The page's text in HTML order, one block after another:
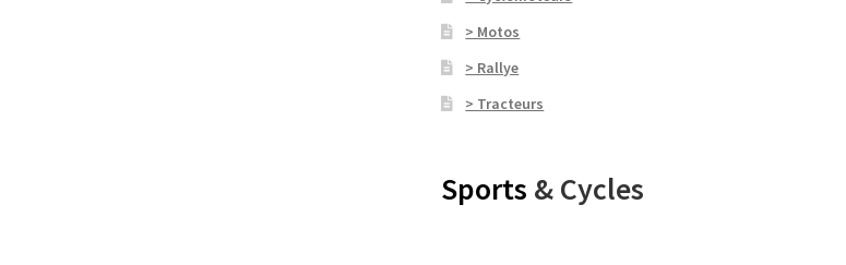
> Motos
> Rallye
> Tracteurs
Sports & Cycles